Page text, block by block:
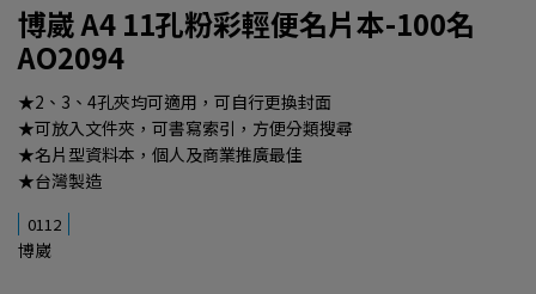
博崴 A4 11孔粉彩輕便名片本-100名
AO2094
★2、3、4孔夾均可適用，可自行更換封面
★可放入文件夾，可書寫索引，方便分類搜尋
★名片型資料本，個人及商業推廣最佳
★台灣製造
0112
博崴